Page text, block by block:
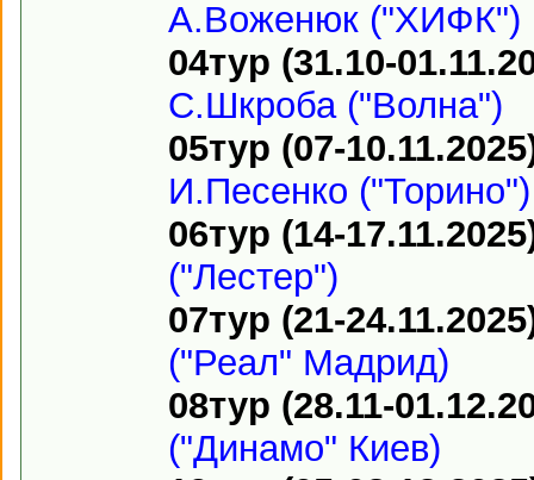
А.Воженюк ("ХИФК")
04тур (31.10-
С.Шкроба ("Волна")
05тур (07-
И.Песенко ("Торино")
06тур (14-
("Лестер")
07тур (21-
("Реал" Мадрид)
08тур (28.11-
("Динамо" Киев)